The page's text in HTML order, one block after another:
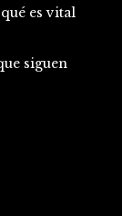
es vital
siguen